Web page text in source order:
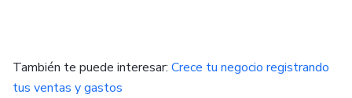
También te puede interesar: Crece tu negocio registrando
tus ventas y gastos